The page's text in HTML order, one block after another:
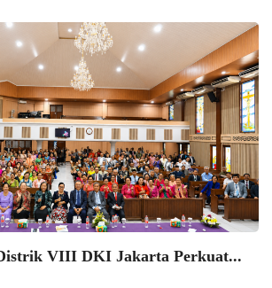
VIII DKI Jakarta Perkuat...